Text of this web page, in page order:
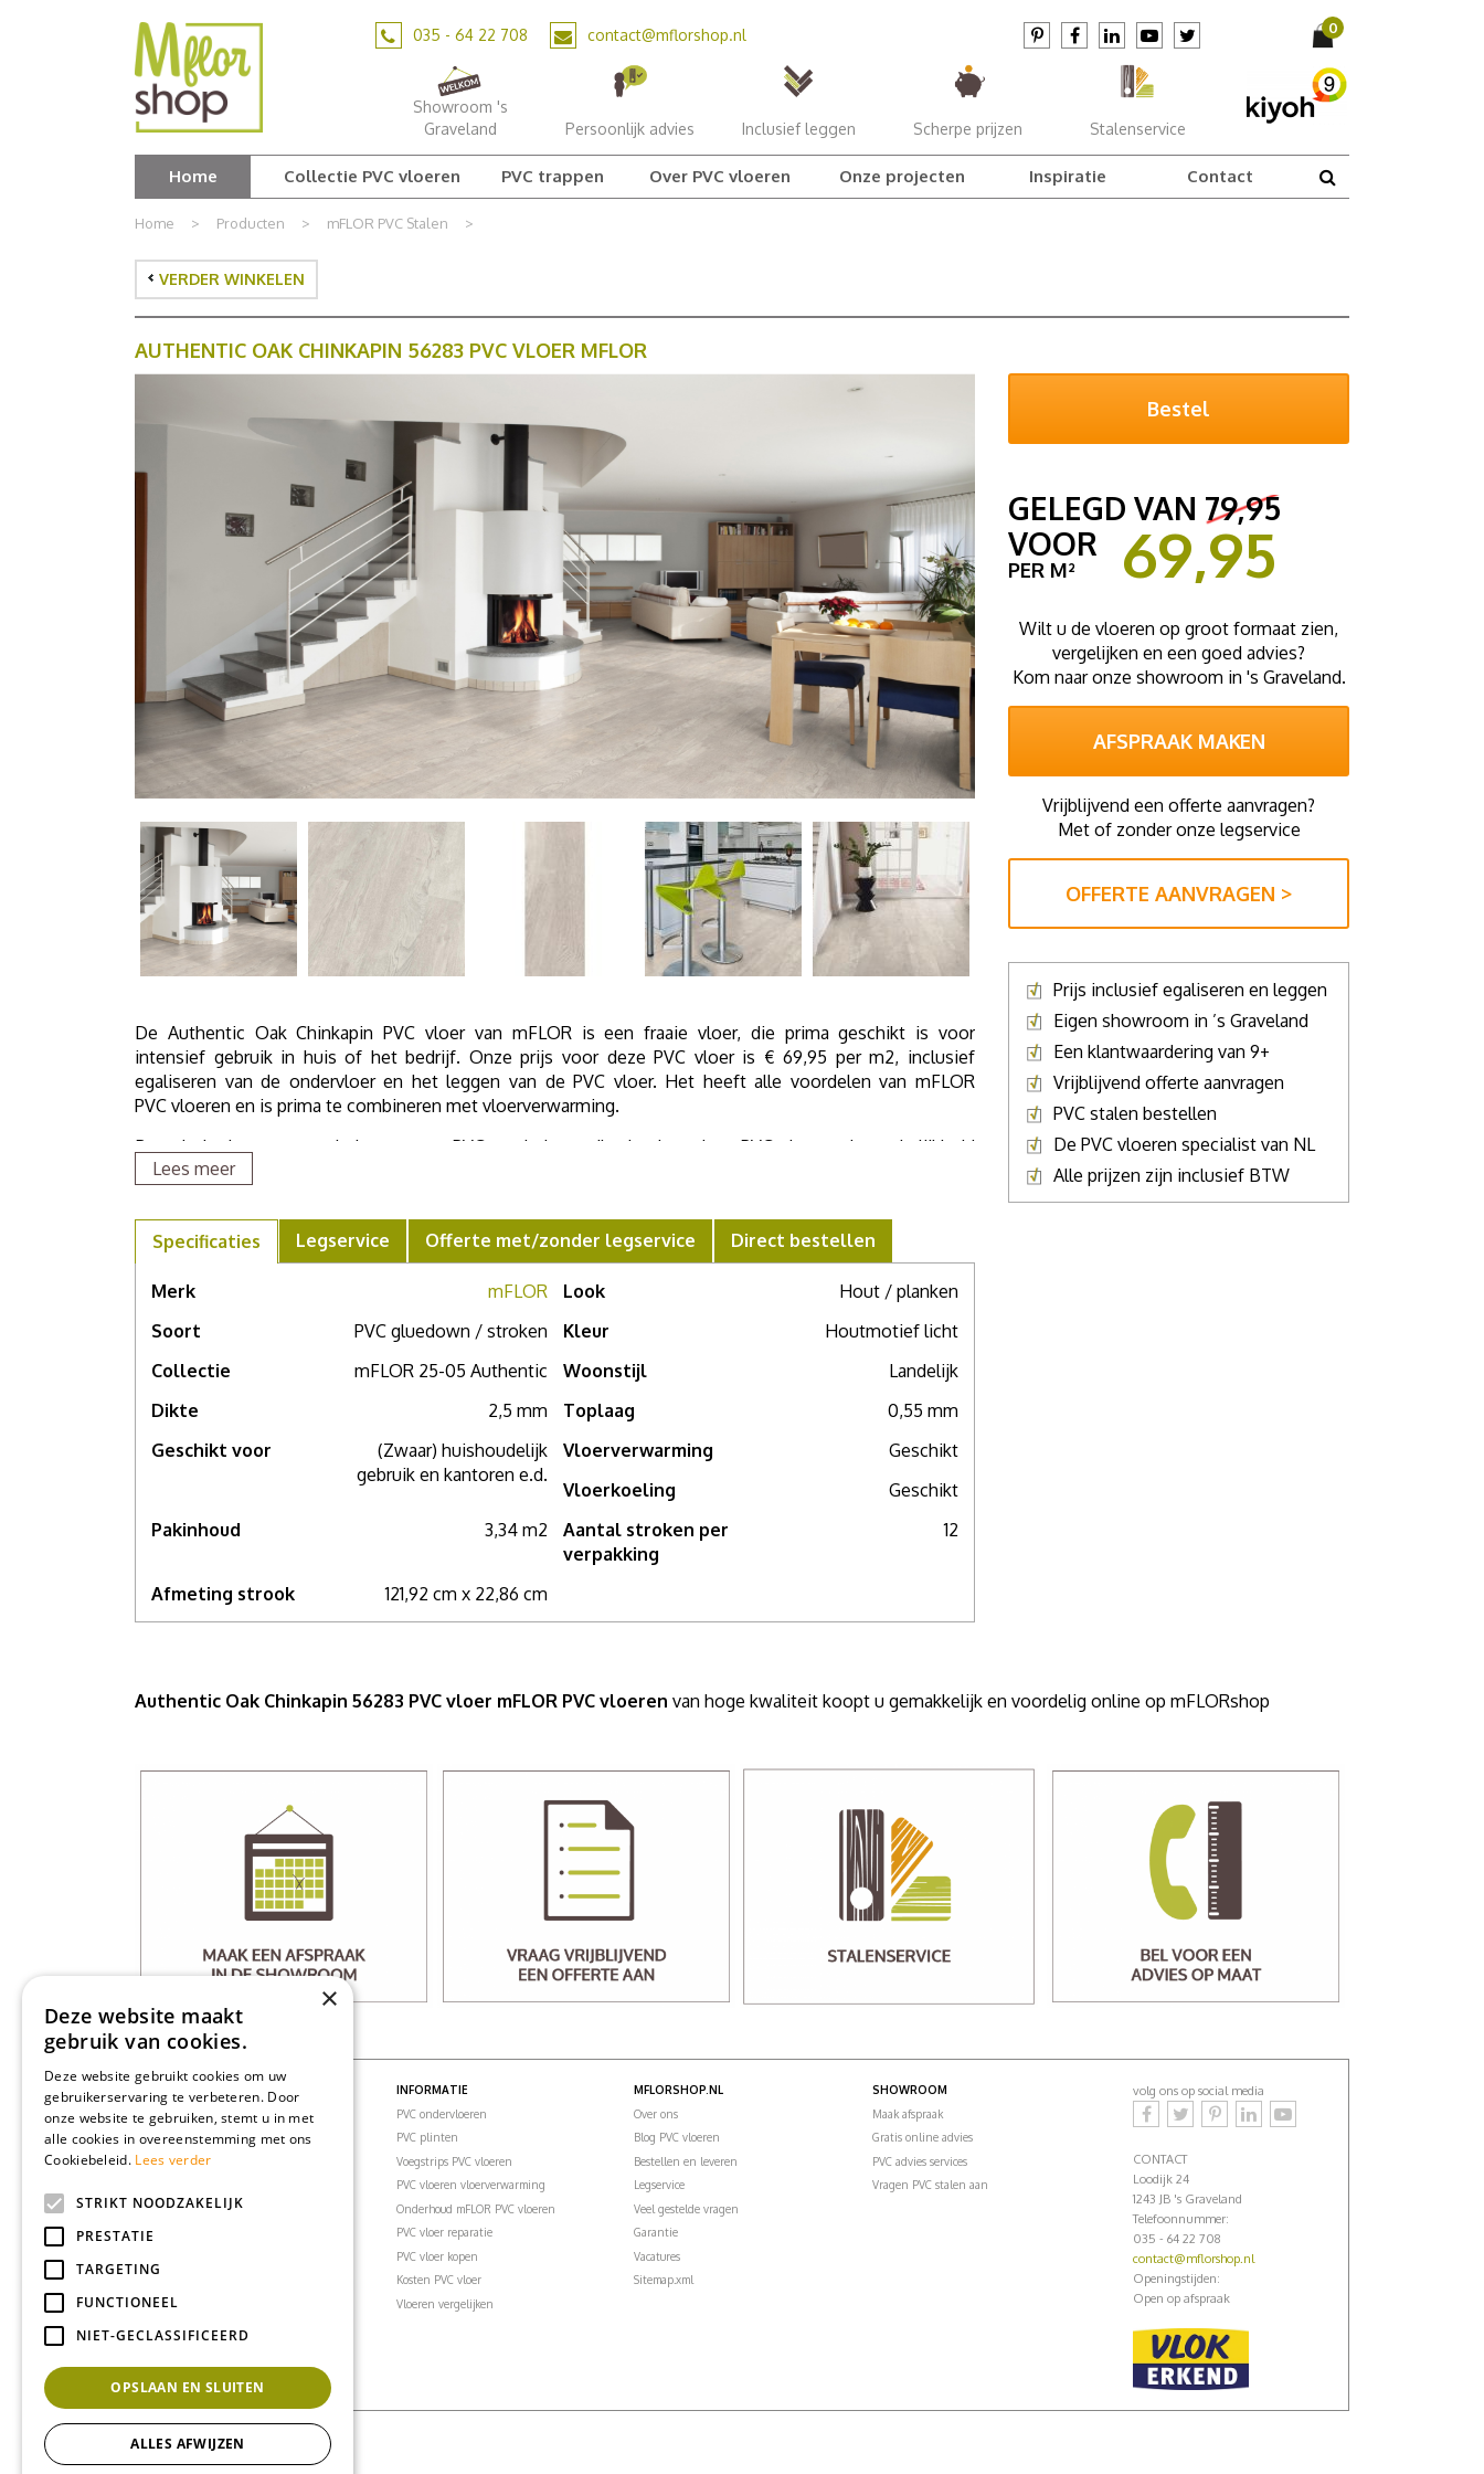
Home > Producten > mFLOR PVC Stalen >
035 - 64 22 708 contact@mflorshop.nl
Showroom 's
Graveland
Persoonlijk advies Inclusief leggen Scherpe prijzen Stalenservice
Home Collectie PVC vloeren PVC trappen Over PVC vloeren Onze projecten Inspiratie Contact
VERDER WINKELEN
AUTHENTIC OAK CHINKAPIN 56283 PVC VLOER MFLOR
De Authentic Oak Chinkapin PVC vloer van mFLOR is een fraaie vloer, die prima geschikt is voor
intensief gebruik in huis of het bedrijf. Onze prijs voor deze PVC vloer is € 69,95 per m2, inclusief
egaliseren van de ondervloer en het leggen van de PVC vloer. Het heeft alle voordelen van mFLOR
PVC vloeren en is prima te combineren met vloerverwarming.
Bestel via de grote oranje button een PVC staal als u wilt zien hoe deze PVC vloer er in werkelijkheid
uitziet. Als u meer wilt weten over deze vloer, grotere stalen wilt zien of meer advies nodig hebt, maak
Lees meer
Specificaties Legservice Offerte met/zonder legservice Direct bestellen
Merk mFLOR Look
Hout / planken
Soort
PVC gluedown / stroken Kleur
Houtmotief licht
Collectie
mFLOR 25-05 Authentic Woonstijl
Landelijk
Dikte
2,5 mm Toplaag
0,55 mm
Geschikt voor
(Zwaar) huishoudelijk
gebruik en kantoren e.d.
Vloerverwarming
Geschikt
Vloerkoeling
Geschikt
Pakinhoud
3,34 m2
Aantal stroken per
verpakking
12
Afmeting strook 121,92 cm x 22,86 cm
GELEGD VAN 79,95
VOOR
69,95
PER M²
Wilt u de vloeren op groot formaat zien,
vergelijken en een goed advies?
Kom naar onze showroom in 's Graveland.
AFSPRAAK MAKEN
Vrijblijvend een offerte aanvragen?
Met of zonder onze legservice
OFFERTE AANVRAGEN >
Prijs inclusief egaliseren en leggen
Eigen showroom in ’s Graveland
Een klantwaardering van 9+
Vrijblijvend offerte aanvragen
PVC stalen bestellen
De PVC vloeren specialist van NL
Alle prijzen zijn inclusief BTW
Authentic Oak Chinkapin 56283 PVC vloer mFLOR PVC vloeren van hoge kwaliteit koopt u gemakkelijk en voordelig online op mFLORshop
PVC VLOEREN
PVC vloeren
PVC visgraatvloer
PVC klikvloeren
PVC vloer woonkamer
PVC vloer kantoor
INFORMATIE
PVC ondervloeren
PVC plinten
Voegstrips PVC vloeren
PVC vloeren vloerverwarming
Onderhoud mFLOR PVC vloeren
PVC vloer reparatie
PVC vloer kopen
Kosten PVC vloer
Vloeren vergelijken
MFLORSHOP.NL
Over ons
Blog PVC vloeren
Bestellen en leveren
Legservice
Veel gestelde vragen
Garantie
Vacatures
Sitemap.xml
SHOWROOM
Maak afspraak
Gratis online advies
PVC advies services
Vragen PVC stalen aan
volg ons op social media
CONTACT
Loodijk 24
1243 JB 's Graveland
Telefoonnummer:
035 - 64 22 708
contact@mflorshop.nl
Openingstijden:
Open op afspraak
×
Deze website maakt
gebruik van cookies.
Deze website gebruikt cookies om uw
gebruikerservaring te verbeteren. Door
onze website te gebruiken, stemt u in met
alle cookies in overeenstemming met ons
Cookiebeleid. Lees verder
STRIKT NOODZAKELIJK
PRESTATIE
TARGETING
FUNCTIONEEL
NIET-GECLASSIFICEERD
OPSLAAN EN SLUITEN
ALLES AFWIJZEN